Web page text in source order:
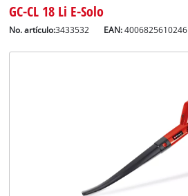
GC-CL 18 Li E-Solo
No. artículo:3433532 EAN:4006825610246